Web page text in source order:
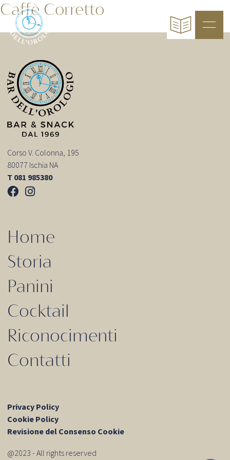
Caffè Corretto
Corso V. Colonna, 195
80077 Ischia NA
T 081 985380
Home
Storia
Panini
Cocktail
Riconocimenti
Contatti
Privacy Policy
Cookie Policy
Revisione del Consenso Cookie
@2023 - All rights reserved